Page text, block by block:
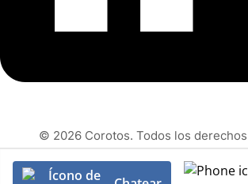
© 2026 Corotos. Todos los